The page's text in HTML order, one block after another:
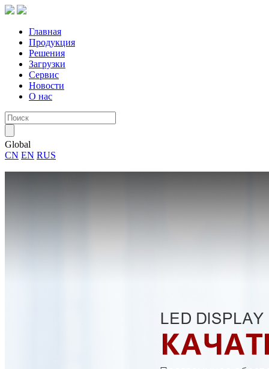
Главная
Продукция
Решения
Загрузки
Сервис
Новости
О нас
Global
CN EN RUS